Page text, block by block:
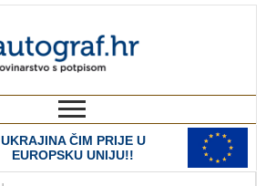
UKRAJINA ČIM PRIJE U
EUROPSKU UNIJU!!